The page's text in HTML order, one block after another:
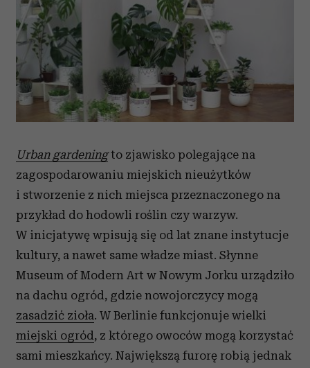
Urban gardening to zjawisko polegające na
zagospodarowaniu miejskich nieużytków
i stworzenie z nich miejsca przeznaczonego na
przykład do hodowli roślin czy warzyw.
W inicjatywę wpisują się od lat znane instytucje
kultury, a nawet same władze miast. Słynne
Museum of Modern Art w Nowym Jorku urządziło
na dachu ogród, gdzie nowojorczycy mogą
zasadzić zioła. W Berlinie funkcjonuje wielki
miejski ogród, z którego owoców mogą korzystać
sami mieszkańcy. Największą furorę robią jednak